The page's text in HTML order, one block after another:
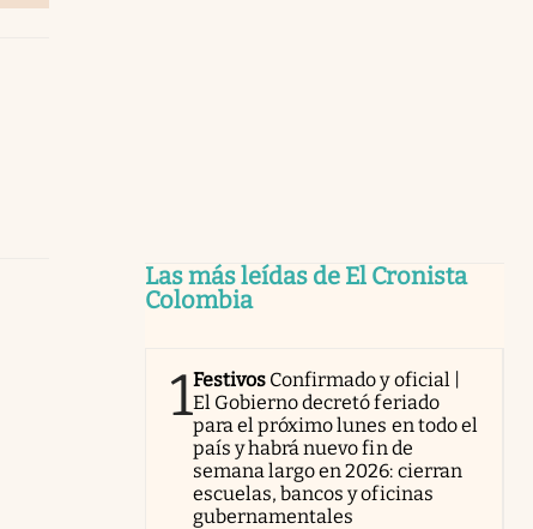
Las más leídas de El Cronista
Colombia
1Festivos Confirmado y oficial |
El Gobierno decretó feriado
para el próximo lunes en todo el
país y habrá nuevo fin de
semana largo en 2026: cierran
escuelas, bancos y oficinas
gubernamentales